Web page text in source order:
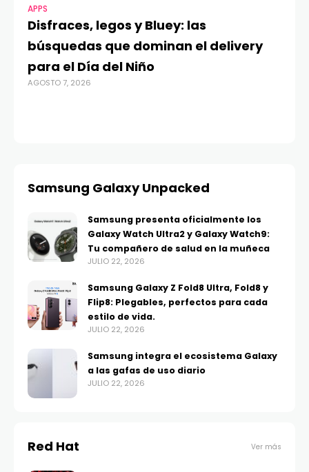
APPS
Disfraces, legos y Bluey: las
búsquedas que dominan el delivery
para el Día del Niño
AGOSTO 7, 2026
Samsung Galaxy Unpacked
Samsung presenta oficialmente los
Galaxy Watch Ultra2 y Galaxy Watch9:
Tu compañero de salud en la muñeca
JULIO 22, 2026
Samsung Galaxy Z Fold8 Ultra, Fold8 y
Flip8: Plegables, perfectos para cada
estilo de vida.
JULIO 22, 2026
Samsung integra el ecosistema Galaxy
a las gafas de uso diario
JULIO 22, 2026
Red Hat Ver más